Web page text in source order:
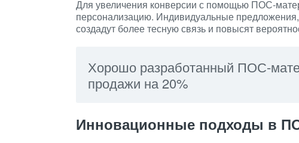
Для увеличения конверсии с помощью ПОС-
персонализацию. Индивидуальные
создадут более тесную связь и повысят
Хорошо разработанный ПОС-
продажи на 20%
Инновационные подходы в